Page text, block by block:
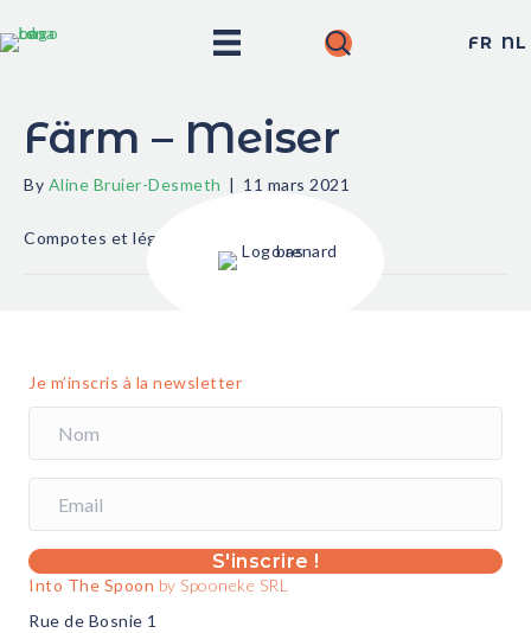
FR NL
Färm – Meiser
By Aline Bruier-Desmeth | 11 mars 2021
Compotes et légumes
Je m’inscris à la newsletter
S'inscrire !
Into The Spoon by Spooneke SRL
Rue de Bosnie 1